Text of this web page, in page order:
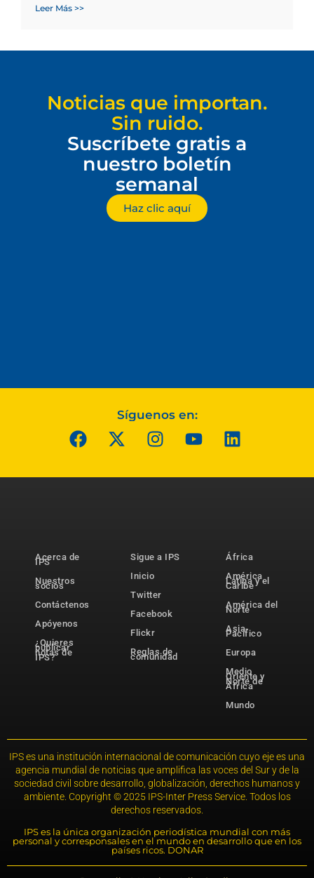
Leer Más >>
Noticias que importan.
Sin ruido.
Suscríbete gratis a
nuestro boletín
semanal
Haz clic aquí
Síguenos en:
Acerca de
IPS
Nuestros
socios
Contáctenos
Apóyenos
¿Quieres
publicar
notas de
IPS?
Sigue a IPS
Inicio
Twitter
Facebook
Flickr
Reglas de
comunidad
África
América
Latina y el
Caribe
América del
Norte
Asia-
Pacífico
Europa
Medio
Oriente y
Norte de
África
Mundo
IPS es una institución internacional de comunicación cuyo eje es una
agencia mundial de noticias que amplifica las voces del Sur y de la
sociedad civil sobre desarrollo, globalización, derechos humanos y
ambiente. Copyright © 2025 IPS-Inter Press Service. Todos los
derechos reservados.
IPS es la única organización periodística mundial con más
personal y corresponsales en el mundo en desarrollo que en los
países ricos. DONAR